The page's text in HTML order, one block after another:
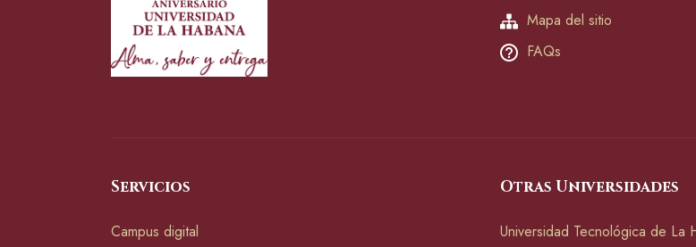
Mapa del sitio
FAQs
Servicios
Campus digital
Otras Universidades
Universidad Tecnológica de La